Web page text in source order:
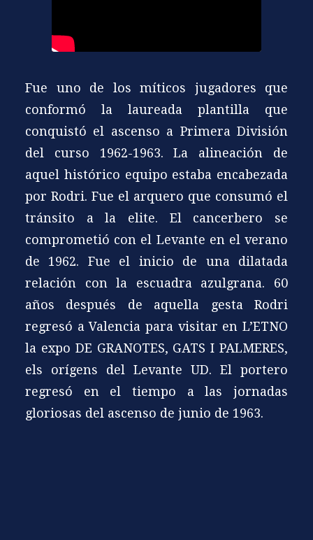
Fue uno de los míticos jugadores que
conformó la laureada plantilla que
conquistó el ascenso a Primera División
del curso 1962-1963. La alineación de
aquel histórico equipo estaba encabezada
por Rodri. Fue el arquero que consumó el
tránsito a la elite. El cancerbero se
comprometió con el Levante en el verano
de 1962. Fue el inicio de una dilatada
relación con la escuadra azulgrana. 60
años después de aquella gesta Rodri
regresó a Valencia para visitar en L’ETNO
la expo DE GRANOTES, GATS I PALMERES,
els orígens del Levante UD. El portero
regresó en el tiempo a las jornadas
gloriosas del ascenso de junio de 1963.